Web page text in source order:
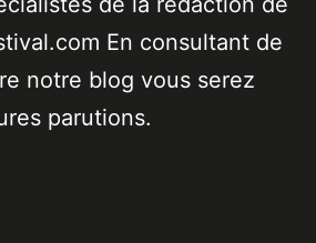
En consultant de
notre blog vous serez
parutions.